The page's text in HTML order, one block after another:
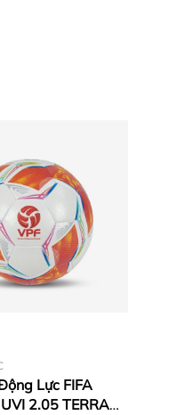
Lực FIFA
2.05 TERRA